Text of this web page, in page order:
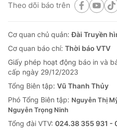
Theo dõi báo trên
Cơ quan chủ quản:Đài Truyền
Cơ quan báo chí: Thời báo VTV
Giấy phép hoạt động báo in và
cấp ngày 29/12/2023
Tổng Biên tập: Vũ Thanh Thủy
Phó Tổng Biên tập: Nguyễn Thị
Nguyễn Trọng Ninh
Tổng đài VTV: 024.38 355 931 -